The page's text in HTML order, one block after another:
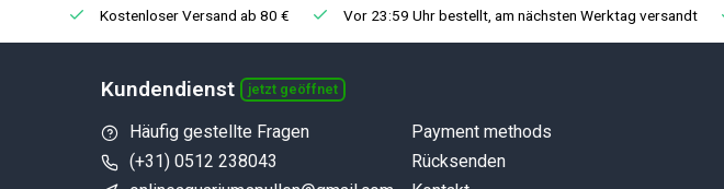
Kostenloser Versand ab 80 € Vor 23:59 Uhr bestellt, am nächsten Werktag versandt
Kundendienst jetzt geöffnet
Häufig gestellte Fragen
(+31) 0512 238043
Payment methods
Rücksenden